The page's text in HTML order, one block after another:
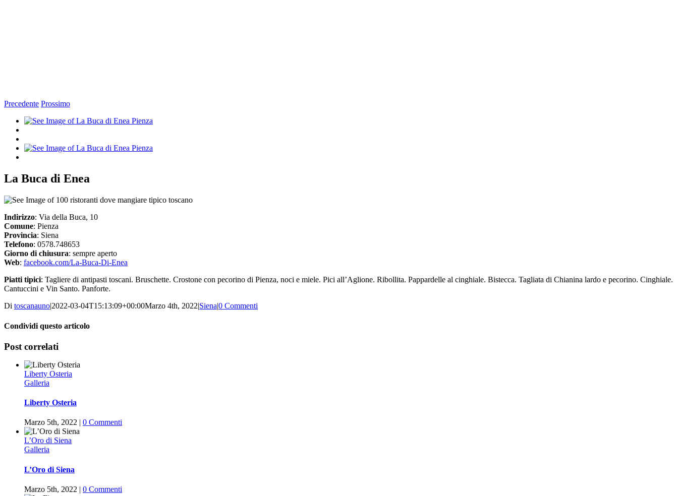
Precedente Prossimo
Ingrandisci
La Buca di Enea
Indirizzo: Via della Buca, 10
Comune: Pienza
Provincia: Siena
Telefono: 0578.748653
Giorno di chiusura: sempre aperto
Web: facebook.com/La-Buca-Di-Enea
Piatti tipici: Tagliere di antipasti toscani. Bruschette. Crostone con pecorino di Pienza, noci e miele. Pici all’Aglione. Ribollita. Pappardelle al cinghiale. Bistecca. Tagliata di Chianina lardo e pecorino. Cinghiale.
Cantuccini e Vin Santo. Panforte.
Di toscanauno|2022-03-04T15:13:09+00:00Marzo 4th, 2022|Siena|0 Commenti
Condividi questo articolo
Facebook
Twitter
WhatsApp
Pinterest
Vk
Post correlati
Liberty Osteria
Galleria
Liberty Osteria
Marzo 5th, 2022 | 0 Commenti
L’Oro di Siena
Galleria
L’Oro di Siena
Marzo 5th, 2022 | 0 Commenti